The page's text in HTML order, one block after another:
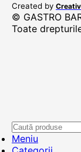
Created by
© GASTRO
Toate
Meniu